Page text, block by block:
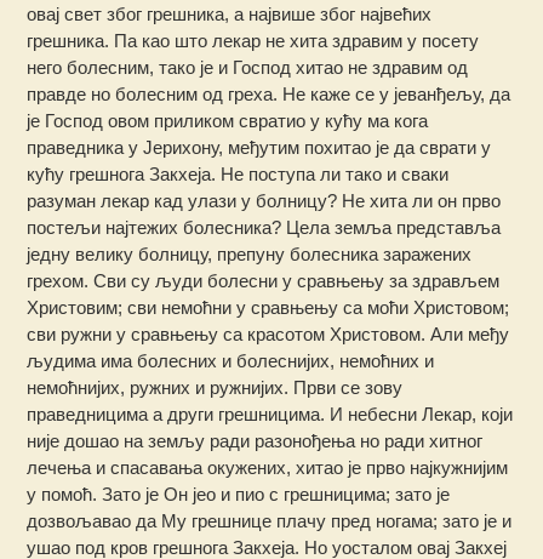
овај свет због грешника, а највише због највећих
грешника. Па као што лекар не хита здравим у посету
него болесним, тако је и Господ хитао не здравим од
правде но болесним од греха. Не каже се у јеванђељу, да
је Господ овом приликом свратио у кућу ма кога
праведника у Јерихону, међутим похитао је да сврати у
кућу грешнога Закхеја. Не поступа ли тако и сваки
разуман лекар кад улази у болницу? Не хита ли он прво
постељи најтежих болесника? Цела земља представља
једну велику болницу, препуну болесника заражених
грехом. Сви су људи болесни у сравњењу за здрављем
Христовим; сви немоћни у сравњењу са моћи Христовом;
сви ружни у сравњењу са красотом Христовом. Али међу
људима има болесних и болеснијих, немоћних и
немоћнијих, ружних и ружнијих. Први се зову
праведницима а други грешницима. И небесни Лекар, који
није дошао на земљу ради разонођења но ради хитног
лечења и спасавања окужених, хитао је прво најкужнијим
у помоћ. Зато је Он јео и пио с грешницима; зато је
дозвољавао да Му грешнице плачу пред ногама; зато је и
ушао под кров грешнога Закхеја. Но уосталом овај Закхеј